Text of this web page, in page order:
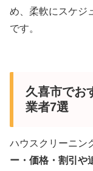
め、柔軟にスケジ
です。
久喜市でお
業者7選
ハウスクリーニン
ー・価格・割引や